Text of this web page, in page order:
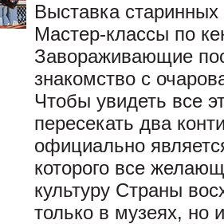
Выставка
Мастер-классы по
Завораживающие
знакомство с
Чтобы увидеть все
пересекать два
официально
которого все
культуру Страны
только в музеях, но